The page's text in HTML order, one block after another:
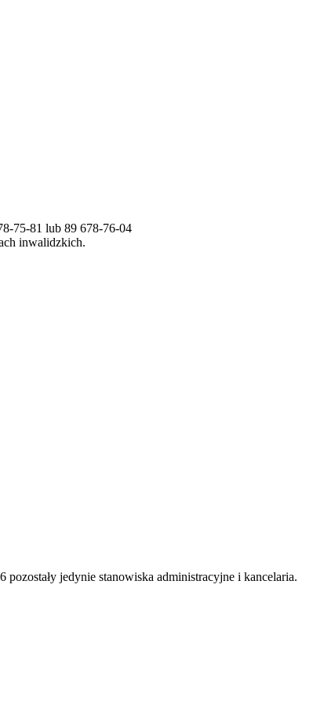
75-81 lub 89 678-76-04
inwalidzkich.
jedynie stanowiska administracyjne i kancelaria.